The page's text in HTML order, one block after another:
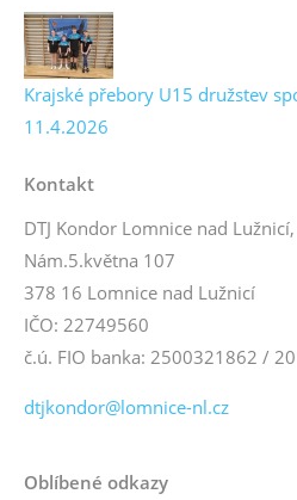
Krajské přebory U15 družstev
11.4.2026
Kontakt
DTJ Kondor Lomnice nad Lužnicí,
Nám.5.května 107
378 16 Lomnice nad Lužnicí
IČO: 22749560
č.ú. FIO banka: 2500321862 /
dtjkondor@lomnice-nl.cz
Oblíbené odkazy